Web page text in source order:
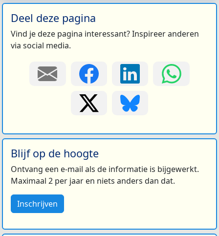
Deel deze pagina
Vind je deze pagina interessant? Inspireer anderen
via social media.
Blijf op de hoogte
Ontvang een e-mail als de informatie is bijgewerkt.
Maximaal 2 per jaar en niets anders dan dat.
Inschrijven